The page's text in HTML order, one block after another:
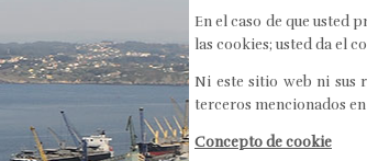
En el caso de que usted
las cookies; usted da el
Ni este sitio web ni sus
terceros mencionados
Concepto de cookie